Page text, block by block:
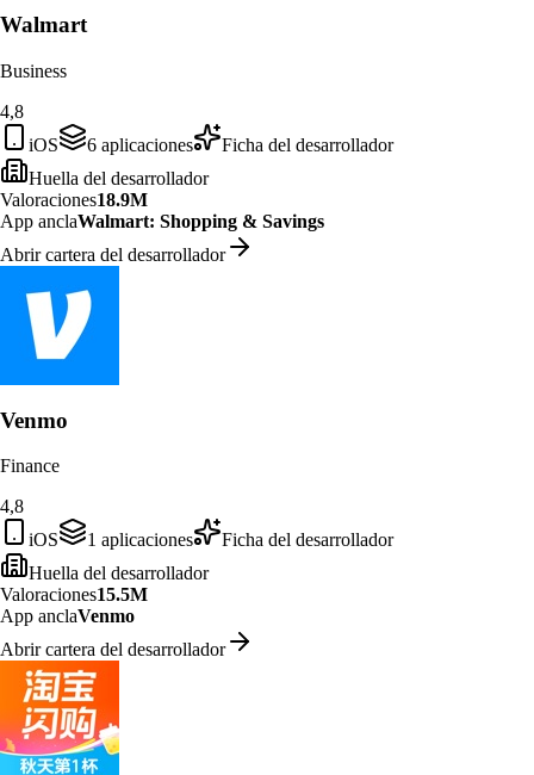
Walmart
Business
4,8
iOS
6 aplicaciones
Ficha del desarrollador
Huella del desarrollador
Valoraciones18.9M
App anclaWalmart: Shopping & Savings
Abrir cartera del desarrollador
Venmo
Finance
4,8
iOS
1 aplicaciones
Ficha del desarrollador
Huella del desarrollador
Valoraciones15.5M
App anclaVenmo
Abrir cartera del desarrollador